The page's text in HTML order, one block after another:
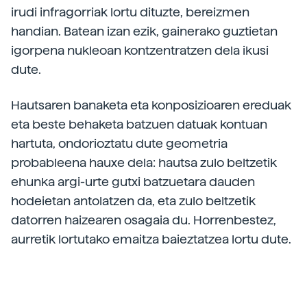
irudi infragorriak lortu dituzte, bereizmen
handian. Batean izan ezik, gainerako guztietan
igorpena nukleoan kontzentratzen dela ikusi
dute.
Hautsaren banaketa eta konposizioaren ereduak
eta beste behaketa batzuen datuak kontuan
hartuta, ondorioztatu dute geometria
probableena hauxe dela: hautsa zulo beltzetik
ehunka argi-urte gutxi batzuetara dauden
hodeietan antolatzen da, eta zulo beltzetik
datorren haizearen osagaia du. Horrenbestez,
aurretik lortutako emaitza baieztatzea lortu dute.